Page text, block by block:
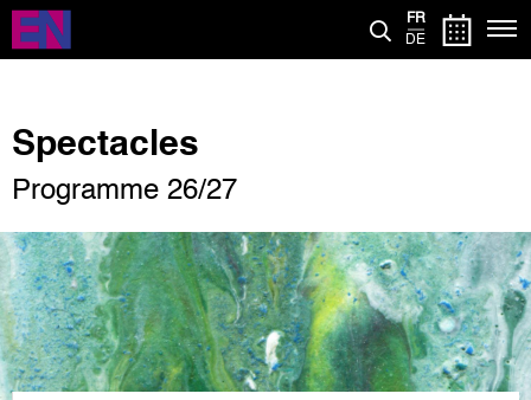
Aller
contenu
FR
DE
Spectacles
Programme 26/27